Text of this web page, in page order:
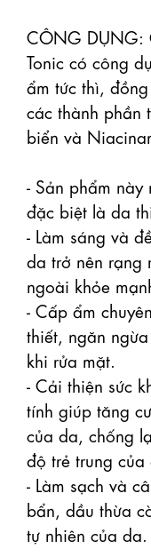
CÔNG DỤNG:
Tonic có công
ẩm tức thì,
các thành phần
biển và
- Sản phẩm này
đặc biệt là da
- Làm sáng và
da trở nên rạng
ngoài khỏe
- Cấp ẩm
thiết, ngăn
khi rửa mặt.
- Cải thiện sức
tính giúp tăng
của da, chống
độ trẻ trung của
- Làm sạch và
bẩn, dầu thừa
tự nhiên của da.